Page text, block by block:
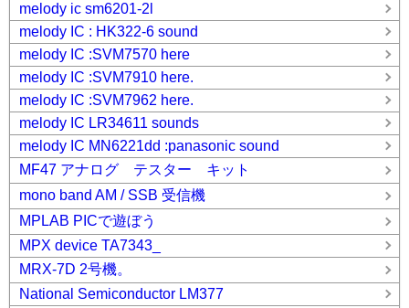
melody ic sm6201-2l
melody IC : HK322-6 sound
melody IC :SVM7570 here
melody IC :SVM7910 here.
melody IC :SVM7962 here.
melody IC LR34611 sounds
melody IC MN6221dd :panasonic sound
MF47 アナログ テスター キット
mono band AM / SSB 受信機
MPLAB PICで遊ぼう
MPX device TA7343_
MRX-7D 2号機。
National Semiconductor LM377